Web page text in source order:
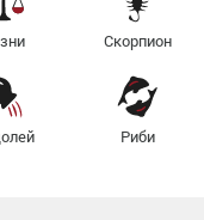
Скорпион
Риби